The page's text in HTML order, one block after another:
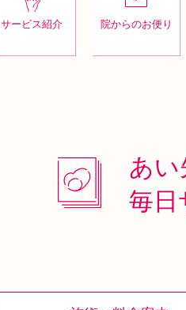
サービス紹介 院からのお便り
あ
毎日